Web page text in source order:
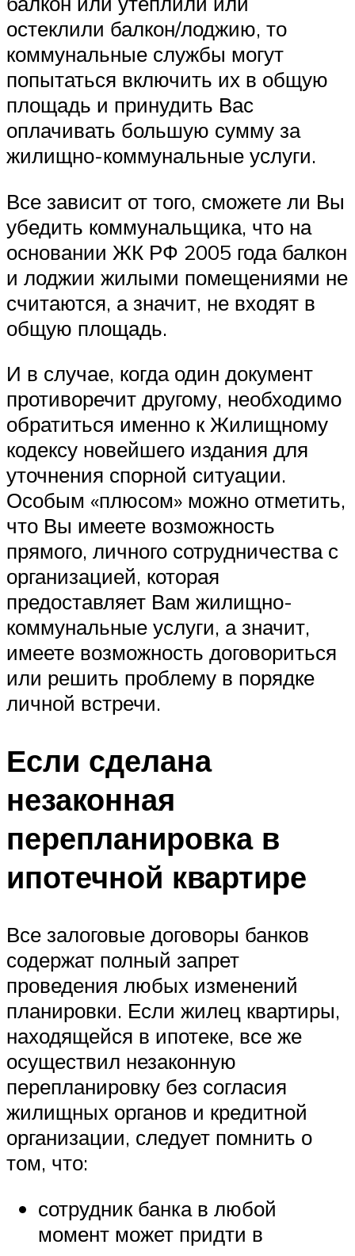
остеклили балкон/лоджию, то
коммунальные службы могут
попытаться включить их в общую
площадь и принудить Вас
оплачивать большую сумму за
жилищно-коммунальные услуги.
Все зависит от того, сможете ли Вы
убедить коммунальщика, что на
основании ЖК РФ 2005 года балкон
и лоджии жилыми помещениями не
считаются, а значит, не входят в
общую площадь.
И в случае, когда один документ
противоречит другому, необходимо
обратиться именно к Жилищному
кодексу новейшего издания для
уточнения спорной ситуации.
Особым «плюсом» можно отметить,
что Вы имеете возможность
прямого, личного сотрудничества с
организацией, которая
предоставляет Вам жилищно-
коммунальные услуги, а значит,
имеете возможность договориться
или решить проблему в порядке
личной встречи.
Если сделана
незаконная
перепланировка в
ипотечной квартире
Все залоговые договоры банков
содержат полный запрет
проведения любых изменений
планировки. Если жилец квартиры,
находящейся в ипотеке, все же
осуществил незаконную
перепланировку без согласия
жилищных органов и кредитной
организации, следует помнить о
том, что:
сотрудник банка в любой
момент может придти в